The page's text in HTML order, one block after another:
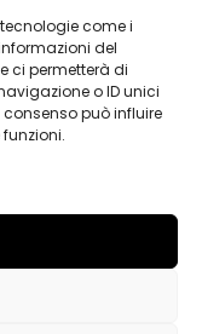
come i
del
ci permetterà di
o ID unici
può influire